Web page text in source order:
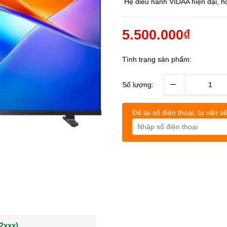
5.500.000₫
Tình trạng sản phẩm:
Số lượng: –
Để lại số điện thoại, tư vấn